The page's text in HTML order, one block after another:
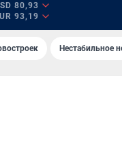
80,93
93,19
Нестабильное